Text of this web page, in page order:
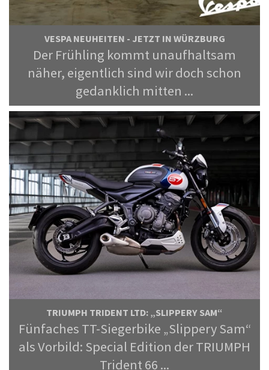
VESPA NEUHEITEN - JETZT IN WÜRZBURG
Der Frühling kommt unaufhaltsam
näher, eigentlich sind wir doch schon
gedanklich mitten ...
TRIUMPH TRIDENT LTD: „SLIPPERY SAM“
Fünfaches TT-Siegerbike „Slippery Sam“
als Vorbild: Special Edition der TRIUMPH
Trident 66 ...